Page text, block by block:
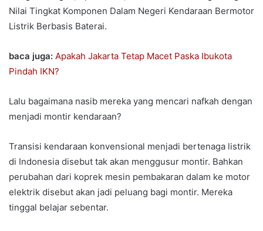
Nilai Tingkat Komponen Dalam Negeri Kendaraan Bermotor
Listrik Berbasis Baterai.
baca juga: Apakah Jakarta Tetap Macet Paska Ibukota
Pindah IKN?
Lalu bagaimana nasib mereka yang mencari nafkah dengan
menjadi montir kendaraan?
Transisi kendaraan konvensional menjadi bertenaga listrik
di Indonesia disebut tak akan menggusur montir. Bahkan
perubahan dari koprek mesin pembakaran dalam ke motor
elektrik disebut akan jadi peluang bagi montir. Mereka
tinggal belajar sebentar.